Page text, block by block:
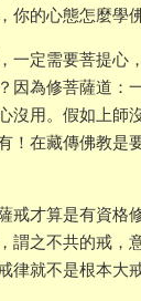
的心態怎麼學
一定需要菩提心
因為修菩薩道：
沒用。假如上師
！在藏傳佛教
戒才算是有資格
謂之不共的戒，
就不是根本大